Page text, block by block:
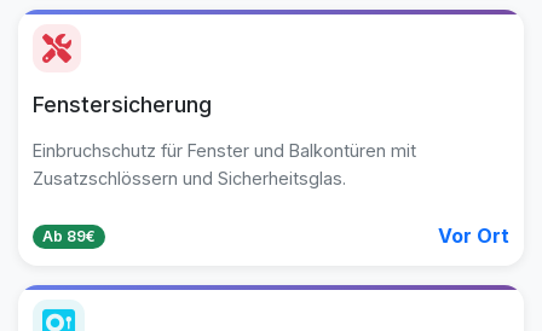
Fenstersicherung
Einbruchschutz für Fenster und Balkontüren mit
Zusatzschlössern und Sicherheitsglas.
Ab 89€ Vor Ort